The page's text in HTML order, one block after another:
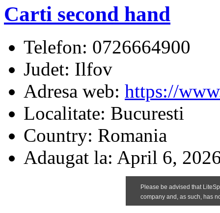
Carti second hand
Telefon: 0726664900
Judet: Ilfov
Adresa web: https://
Localitate: Bucuresti
Country: Romania
Adaugat la: April 6,